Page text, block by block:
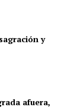
y
afuera,